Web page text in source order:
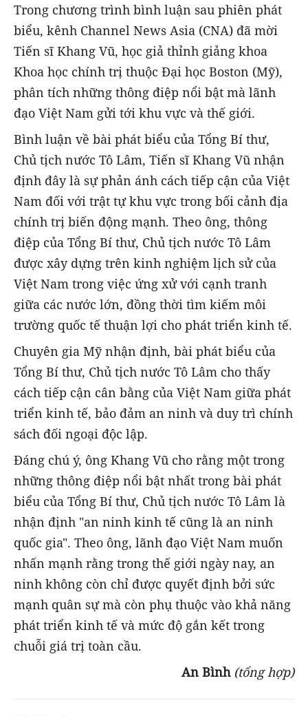
Trong chương trình bình luận sau phiên phát
biểu, kênh Channel News Asia (CNA) đã mời
Tiến sĩ Khang Vũ, học giả thỉnh giảng khoa
Khoa học chính trị thuộc Đại học Boston (Mỹ),
phân tích những thông điệp nổi bật mà lãnh
đạo Việt Nam gửi tới khu vực và thế giới.
Bình luận về bài phát biểu của Tổng Bí thư,
Chủ tịch nước Tô Lâm, Tiến sĩ Khang Vũ nhận
định đây là sự phản ánh cách tiếp cận của Việt
Nam đối với trật tự khu vực trong bối cảnh địa
chính trị biến động mạnh. Theo ông, thông
điệp của Tổng Bí thư, Chủ tịch nước Tô Lâm
được xây dựng trên kinh nghiệm lịch sử của
Việt Nam trong việc ứng xử với cạnh tranh
giữa các nước lớn, đồng thời tìm kiếm môi
trường quốc tế thuận lợi cho phát triển kinh tế.
Chuyên gia Mỹ nhận định, bài phát biểu của
Tổng Bí thư, Chủ tịch nước Tô Lâm cho thấy
cách tiếp cận cân bằng của Việt Nam giữa phát
triển kinh tế, bảo đảm an ninh và duy trì chính
sách đối ngoại độc lập.
Đáng chú ý, ông Khang Vũ cho rằng một trong
những thông điệp nổi bật nhất trong bài phát
biểu của Tổng Bí thư, Chủ tịch nước Tô Lâm là
nhận định "an ninh kinh tế cũng là an ninh
quốc gia". Theo ông, lãnh đạo Việt Nam muốn
nhấn mạnh rằng trong thế giới ngày nay, an
ninh không còn chỉ được quyết định bởi sức
mạnh quân sự mà còn phụ thuộc vào khả năng
phát triển kinh tế và mức độ gắn kết trong
chuỗi giá trị toàn cầu.
An Bình (tổng hợp)